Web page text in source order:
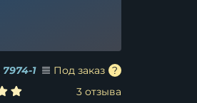
7974-1
Под заказ
3 отзыва